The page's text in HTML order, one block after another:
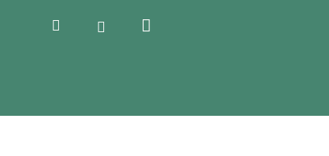
Hledat Přihlášení